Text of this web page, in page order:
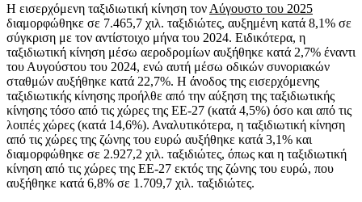
Η εισερχόμενη ταξιδιωτική κίνηση τον Αύγουστο του 2025
διαμορφώθηκε σε 7.465,7 χιλ. ταξιδιώτες, αυξημένη κατά 8,1% σε
σύγκριση με τον αντίστοιχο μήνα του 2024. Ειδικότερα, η
ταξιδιωτική κίνηση μέσω αεροδρομίων αυξήθηκε κατά 2,7% έναντι
του Αυγούστου του 2024, ενώ αυτή μέσω οδικών συνοριακών
σταθμών αυξήθηκε κατά 22,7%. Η άνοδος της εισερχόμενης
ταξιδιωτικής κίνησης προήλθε από την αύξηση της ταξιδιωτικής
κίνησης τόσο από τις χώρες της ΕΕ‑27 (κατά 4,5%) όσο και από τις
λοιπές χώρες (κατά 14,6%). Αναλυτικότερα, η ταξιδιωτική κίνηση
από τις χώρες της ζώνης του ευρώ αυξήθηκε κατά 3,1% και
διαμορφώθηκε σε 2.927,2 χιλ. ταξιδιώτες, όπως και η ταξιδιωτική
κίνηση από τις χώρες της ΕΕ-27 εκτός της ζώνης του ευρώ, που
αυξήθηκε κατά 6,8% σε 1.709,7 χιλ. ταξιδιώτες.